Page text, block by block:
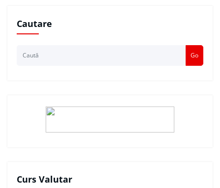
Cautare
Go
Curs Valutar